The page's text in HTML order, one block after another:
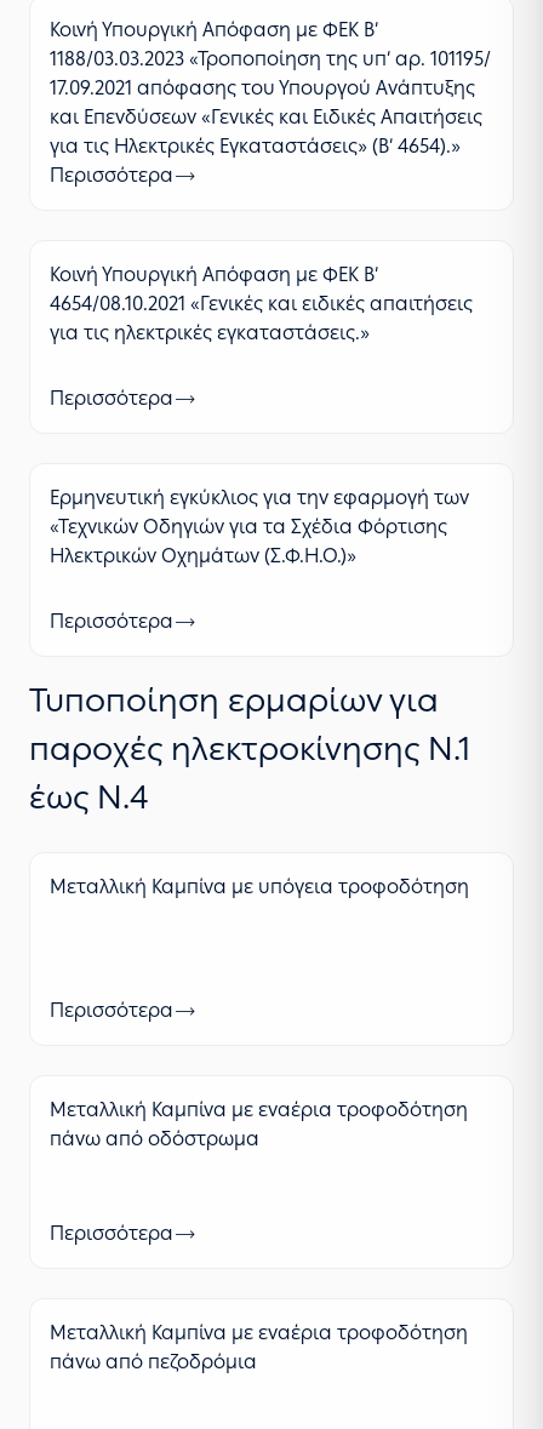
Κοινή Υπουργική Απόφαση με ΦΕΚ Β’
1188/03.03.2023 «Τροποποίηση της υπ’ αρ. 101195/
17.09.2021 απόφασης του Υπουργού Ανάπτυξης
και Επενδύσεων «Γενικές και Ειδικές Απαιτήσεις
για τις Ηλεκτρικές Εγκαταστάσεις» (Β’ 4654).»
Περισσότερα
Κοινή Υπουργική Απόφαση με ΦΕΚ Β’
4654/08.10.2021 «Γενικές και ειδικές απαιτήσεις
για τις ηλεκτρικές εγκαταστάσεις.»
Περισσότερα
Ερμηνευτική εγκύκλιος για την εφαρμογή των
«Τεχνικών Οδηγιών για τα Σχέδια Φόρτισης
Ηλεκτρικών Οχημάτων (Σ.Φ.Η.Ο.)»
Περισσότερα
Τυποποίηση ερμαρίων για
παροχές ηλεκτροκίνησης Ν.1
έως Ν.4
Μεταλλική Καμπίνα με υπόγεια τροφοδότηση
Περισσότερα
Μεταλλική Καμπίνα με εναέρια τροφοδότηση
πάνω από οδόστρωμα
Περισσότερα
Μεταλλική Καμπίνα με εναέρια τροφοδότηση
πάνω από πεζοδρόμια